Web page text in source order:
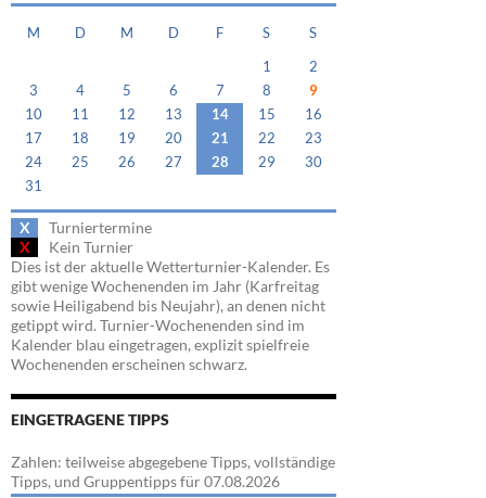
M D M D F S S
1
2
3
4 5 6 7 8
9
10
11 12 13 14 15
16
17
18 19 20 21 22
23
24
25 26 27 28 29
30
31
X
Turniertermine
X
Kein Turnier
Dies ist der aktuelle Wetterturnier-Kalender. Es
gibt wenige Wochenenden im Jahr (Karfreitag
sowie Heiligabend bis Neujahr), an denen nicht
getippt wird. Turnier-Wochenenden sind im
Kalender blau eingetragen, explizit spielfreie
Wochenenden erscheinen schwarz.
EINGETRAGENE TIPPS
Zahlen: teilweise abgegebene Tipps, vollständige
Tipps, und Gruppentipps für 07.08.2026